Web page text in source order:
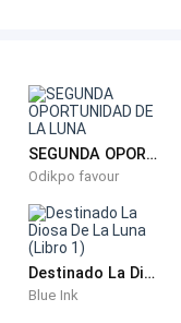
SEGUNDA OPORTUNIDAD DE LA LUNA
Odikpo favour
Destinado La Diosa De La Luna (Libro 1)
Blue Ink